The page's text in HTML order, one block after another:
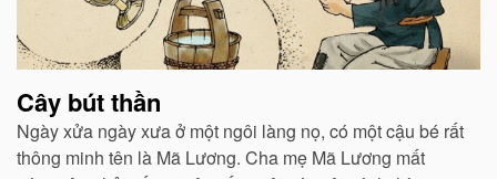
Cây bút thần
Ngày xửa ngày xưa ở một ngôi làng nọ, có một cậu bé rất
thông minh tên là Mã Lương. Cha mẹ Mã Lương mất